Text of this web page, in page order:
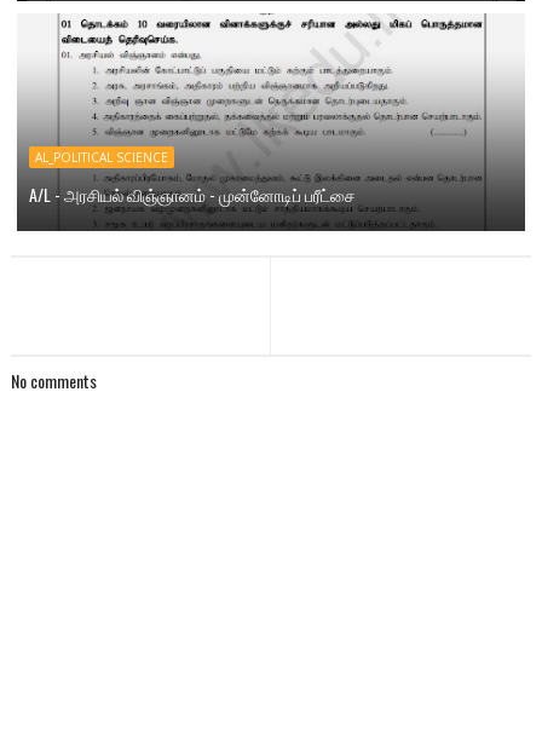
AL_POLITICAL SCIENCE
A/L - அரசியல் விஞ்ஞானம் - முன்னோடிப் பரீட்சை
No comments